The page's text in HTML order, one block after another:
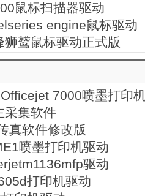
鼠标扫描器驱动
engine鼠标驱动
狮鹫鼠标驱动正式版
7000喷墨打印
采集软件
真软件修改版
喷墨打印机驱动
驱动
打印机驱动